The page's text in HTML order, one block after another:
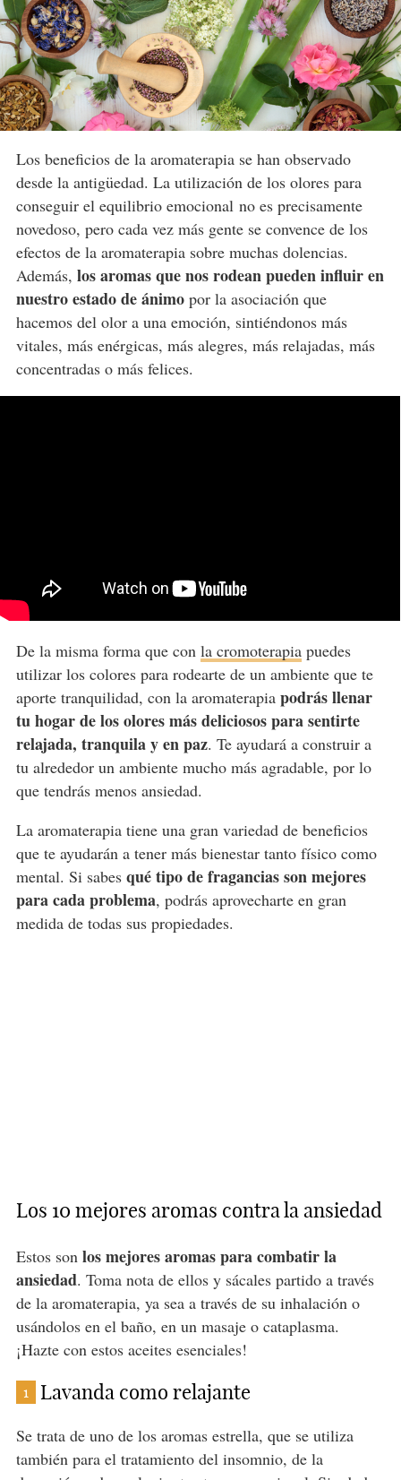
Los beneficios de la aromaterapia se han observado
desde la antigüedad. La utilización de los olores para
conseguir el equilibrio emocional no es precisamente
novedoso, pero cada vez más gente se convence de los
efectos de la aromaterapia sobre muchas dolencias.
Además, los aromas que nos rodean pueden influir en
nuestro estado de ánimo por la asociación que
hacemos del olor a una emoción, sintiéndonos más
vitales, más enérgicas, más alegres, más relajadas, más
concentradas o más felices.
De la misma forma que con la cromoterapiapuedes
utilizar los colores para rodearte de un ambiente que te
aporte tranquilidad, con la aromaterapia podrás llenar
tu hogar de los olores más deliciosos para sentirte
relajada, tranquila y en paz. Te ayudará a construir a
tu alrededor un ambiente mucho más agradable, por lo
que tendrás menos ansiedad.
La aromaterapia tiene una gran variedad de beneficios
que te ayudarán a tener más bienestar tanto físico como
mental. Si sabes qué tipo de fragancias son mejores
para cada problema, podrás aprovecharte en gran
medida de todas sus propiedades.
Los 10 mejores aromas contra la ansiedad
Estos son los mejores aromas para combatir la
ansiedad. Toma nota de ellos y sácales partido a través
de la aromaterapia, ya sea a través de su inhalación o
usándolos en el baño, en un masaje o cataplasma.
¡Hazte con estos aceites esenciales!
1 Lavanda como relajante
Se trata de uno de los aromas estrella, que se utiliza
también para el tratamiento del insomnio, de la